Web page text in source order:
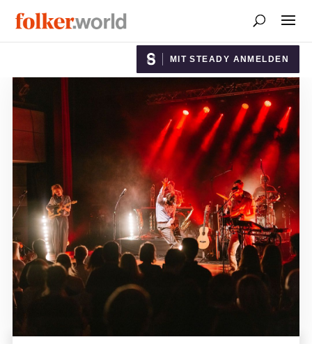
MIT STEADY ANMELDEN